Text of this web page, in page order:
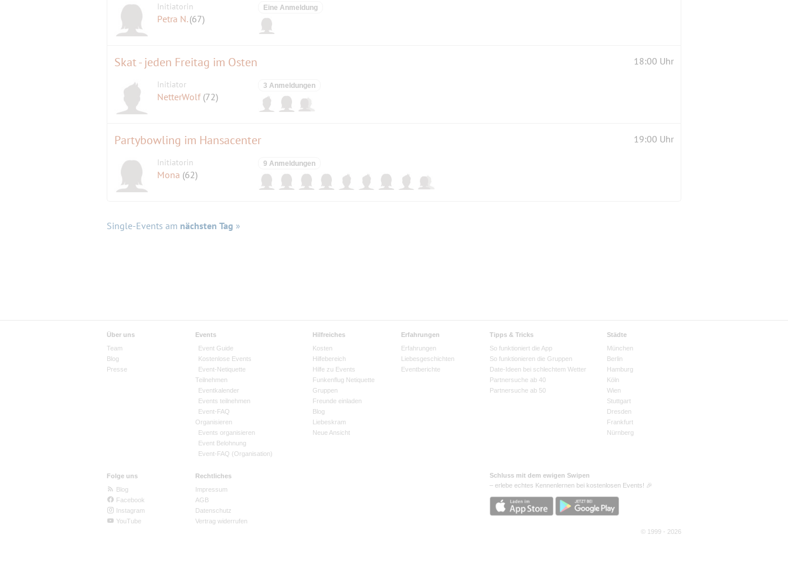
Initiatorin
Petra N.(67)
Eine Anmeldung
Skat - jeden Freitag im Osten 18:00 Uhr
Initiator
NetterWolf (72)
3 Anmeldungen
Partybowling im Hansacenter 19:00 Uhr
Initiatorin
Mona (62)
9 Anmeldungen
Single-Events am nächsten Tag »
Über uns
Team
Blog
Presse
Events
Event Guide
Kostenlose Events
Event-Netiquette
Teilnehmen
Eventkalender
Events teilnehmen
Event-FAQ
Organisieren
Events organisieren
Event Belohnung
Event-FAQ (Organisation)
Hilfreiches
Kosten
Hilfebereich
Hilfe zu Events
Funkenflug Netiquette
Gruppen
Freunde einladen
Blog
Liebeskram
Neue Ansicht
Erfahrungen
Erfahrungen
Liebesgeschichten
Eventberichte
Tipps & Tricks
So funktioniert die App
So funktionieren die Gruppen
Date-Ideen bei schlechtem Wetter
Partnersuche ab 40
Partnersuche ab 50
Städte
München
Berlin
Hamburg
Köln
Wien
Stuttgart
Dresden
Frankfurt
Nürnberg
Folge uns
Blog
Facebook
Instagram
YouTube
Rechtliches
Impressum
AGB
Datenschutz
Vertrag widerrufen
Schluss mit dem ewigen Swipen
– erlebe echtes Kennenlernen bei kostenlosen Events! 🎉
© 1999 - 2026